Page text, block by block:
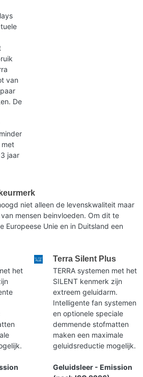
van
De
met
jaar
niet alleen de levenskwaliteit maar
mensen beinvloeden. Om dit te
Europeese Unie en in Duitsland een
het
Terra Silent Plus
TERRA systemen met het
SILENT kenmerk zijn
extreem geluidarm.
Intelligente fan systemen
en optionele speciale
demmende stofmatten
maken een maximale
geluidsreductie mogelijk.
Geluidsleer - Emission